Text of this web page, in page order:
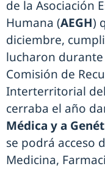
de la Asociación
Humana (AEGH)
diciembre,
lucharon
Comisión de
Interterritorial del
cerraba el año
Médica y a
se podrá acceso
Medicina,